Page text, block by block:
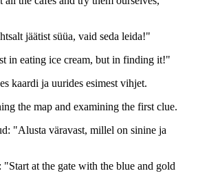
jäätist süüa, vaid seda leida!"
in eating ice cream, but in finding it!"
kaardi ja uurides esimest vihjet.
the map and examining the first clue.
"Alusta väravast, millel on sinine ja
at the gate with the blue and gold